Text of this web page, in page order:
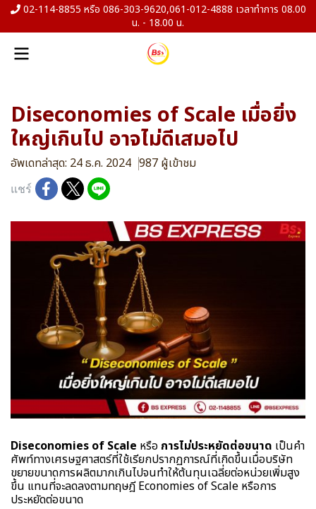
02-114-8855 หรือ 086-303-9620,061-012-4888 เวลาทำการ 08.00
น. - 18.00 น.
Diseconomies of Scale เมื่อยิ่ง
ใหญ่เกินไป อาจไม่ดีเสมอไป
อัพเดทล่าสุด: 24 ธ.ค. 2024 987 ผู้เข้าชม
แชร์
Diseconomies of Scale หรือ การไม่ประหยัดต่อขนาด เป็นคำ
ศัพท์ทางเศรษฐศาสตร์ที่ใช้เรียกปรากฏการณ์ที่เกิดขึ้นเมื่อบริษัท
ขยายขนาดการผลิตมากเกินไปจนทำให้ต้นทุนเฉลี่ยต่อหน่วยเพิ่มสูง
ขึ้น แทนที่จะลดลงตามทฤษฎี Economies of Scale หรือการ
ประหยัดต่อขนาด